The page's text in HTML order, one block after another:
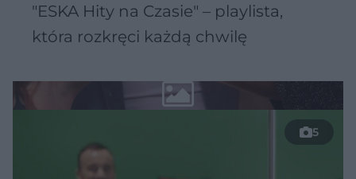
"ESKA Hity na Czasie" – playlista,
która rozkręci każdą chwilę
5